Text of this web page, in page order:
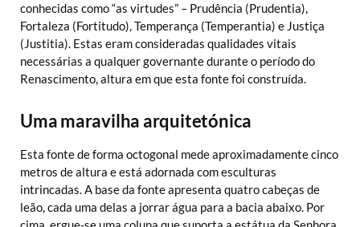
conhecidas como “as virtudes” – Prudência (Prudentia),
Fortaleza (Fortitudo), Temperança (Temperantia) e Justiça
(Justitia). Estas eram consideradas qualidades vitais
necessárias a qualquer governante durante o período do
Renascimento, altura em que esta fonte foi construída.
Uma maravilha arquitetónica
Esta fonte de forma octogonal mede aproximadamente cinco
metros de altura e está adornada com esculturas
intrincadas. A base da fonte apresenta quatro cabeças de
leão, cada uma delas a jorrar água para a bacia abaixo. Por